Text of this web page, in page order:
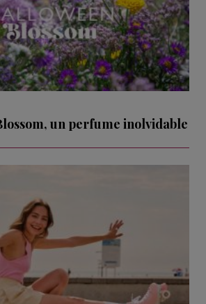
un perfume inolvidable